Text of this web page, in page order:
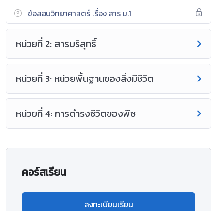
ข้อสอบวิทยาศาสตร์ เรื่อง สาร ม.1
หน่วยที่ 2: สารบริสุทธิ์
หน่วยที่ 3: หน่วยพื้นฐานของสิ่งมีชีวิต
หน่วยที่ 4: การดำรงชีวิตของพืช
คอร์สเรียน
ลงทะเบียนเรียน